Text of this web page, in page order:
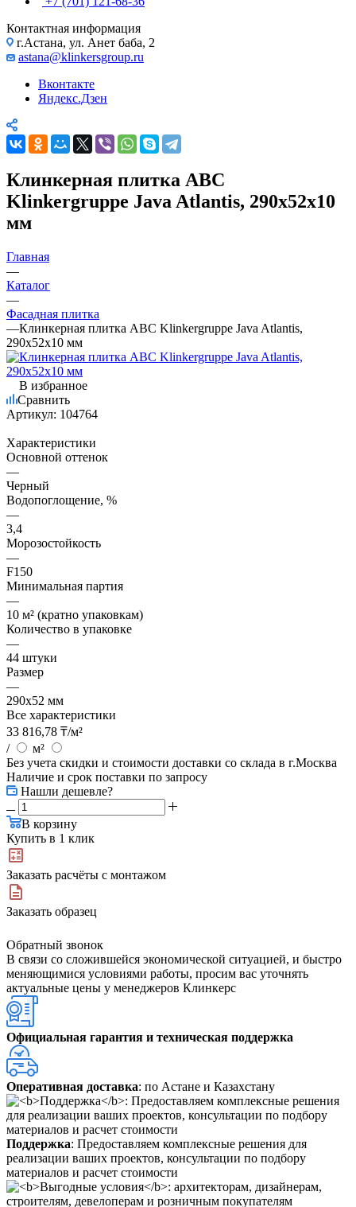
Контактная информация
г.Астана, ул. Анет баба, 2
astana@klinkersgroup.ru
Вконтакте
Яндекс.Дзен
Клинкерная плитка ABC
Klinkergruppe Java Atlantis, 290х52х10
мм
Главная
—
Каталог
—
Фасадная плитка
—Клинкерная плитка ABC Klinkergruppe Java Atlantis,
290х52х10 мм
В избранное
Сравнить
Артикул: 104764
Характеристики
Основной оттенок
—
Черный
Водопоглощение, %
—
3,4
Морозостойкость
—
F150
Минимальная партия
—
10 м² (кратно упаковкам)
Количество в упаковке
—
44 штуки
Размер
—
290х52 мм
Все характеристики
33 816,78 ₸/м²
/
м²
Без учета скидки и стоимости доставки со склада в г.Москва
Наличие и срок поставки по запросу
Нашли дешевле?
В корзину
Купить в 1 клик
Заказать расчёты с монтажом
Заказать образец
Обратный звонок
В связи со сложившейся экономической ситуацией, и быстро
меняющимися условиями работы, просим вас уточнять
актуальные цены у менеджеров Клинкерс
Официальная гарантия и техническая поддержка
Оперативная доставка: по Астане и Казахстану
Поддержка: Предоставляем комплексные решения для
реализации ваших проектов, консультации по подбору
материалов и расчет стоимости